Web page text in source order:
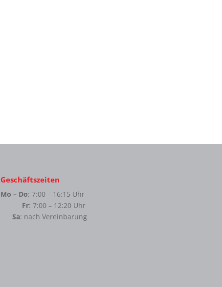
Geschäftszeiten
Mo – Do: 7:00 – 16:15 Uhr
Fr: 7:00 – 12:20 Uhr
Sa: nach Vereinbarung